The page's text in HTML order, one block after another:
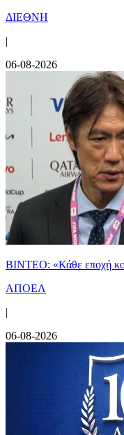
ΔΙΕΘΝΗ
|
06-08-2026
ΒΙΝΤΕΟ: «Κάθε εποχή
ΑΠΟΕΛ
|
06-08-2026